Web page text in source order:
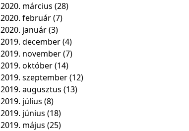
2020. március (28)
2020. február(7)
2020. január(3)
2019. december(4)
2019. november(7)
2019. október(14)
2019. szeptember(12)
2019. augusztus (13)
2019. július (8)
2019. június (18)
2019. május (25)